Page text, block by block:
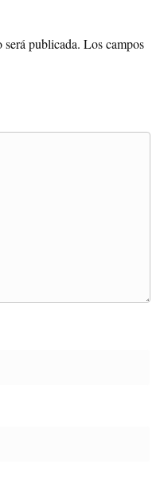
publicada. Los campos